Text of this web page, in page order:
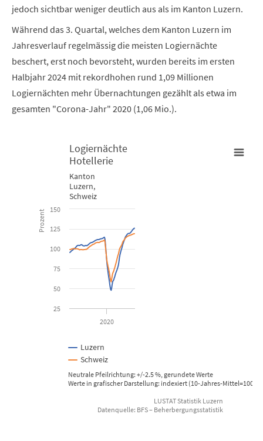
jedoch sichtbar weniger deutlich aus als im Kanton Luzern.
Während das 3. Quartal, welches dem Kanton Luzern im
Jahresverlauf regelmässig die meisten Logiernächte
beschert, erst noch bevorsteht, wurden bereits im ersten
Halbjahr 2024 mit rekordhohen rund 1,09 Millionen
Logiernächten mehr Übernachtungen gezählt als etwa im
gesamten "Corona-Jahr" 2020 (1,06 Mio.).
Logiernächte Hotellerie
Line chart with 2 lines.
Kanton Luzern, Schweiz
View as data table, Logiernächte Hotellerie
The chart has 1 X axis displaying Time. Data ranges from 2014-
The chart has 1 Y axis displaying Prozent. Data ranges from
Neutrale Pfeilrichtung: +/-2.5 %, gerundete Werte
Werte in grafischer Darstellung: indexiert (10-Jahres-
Prozent
Logiernächte
Hotellerie
Kanton
Luzern,
Schweiz
Luzern
Schweiz
2020
25
50
75
100
125
150
LUSTAT Statistik Luzern
Datenquelle: BFS – Beherbergungsstatistik